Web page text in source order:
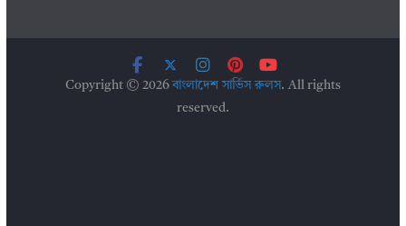
Copyright © 2026বাংলাদেশ সার্ভিস রুলস. All rights
reserved.